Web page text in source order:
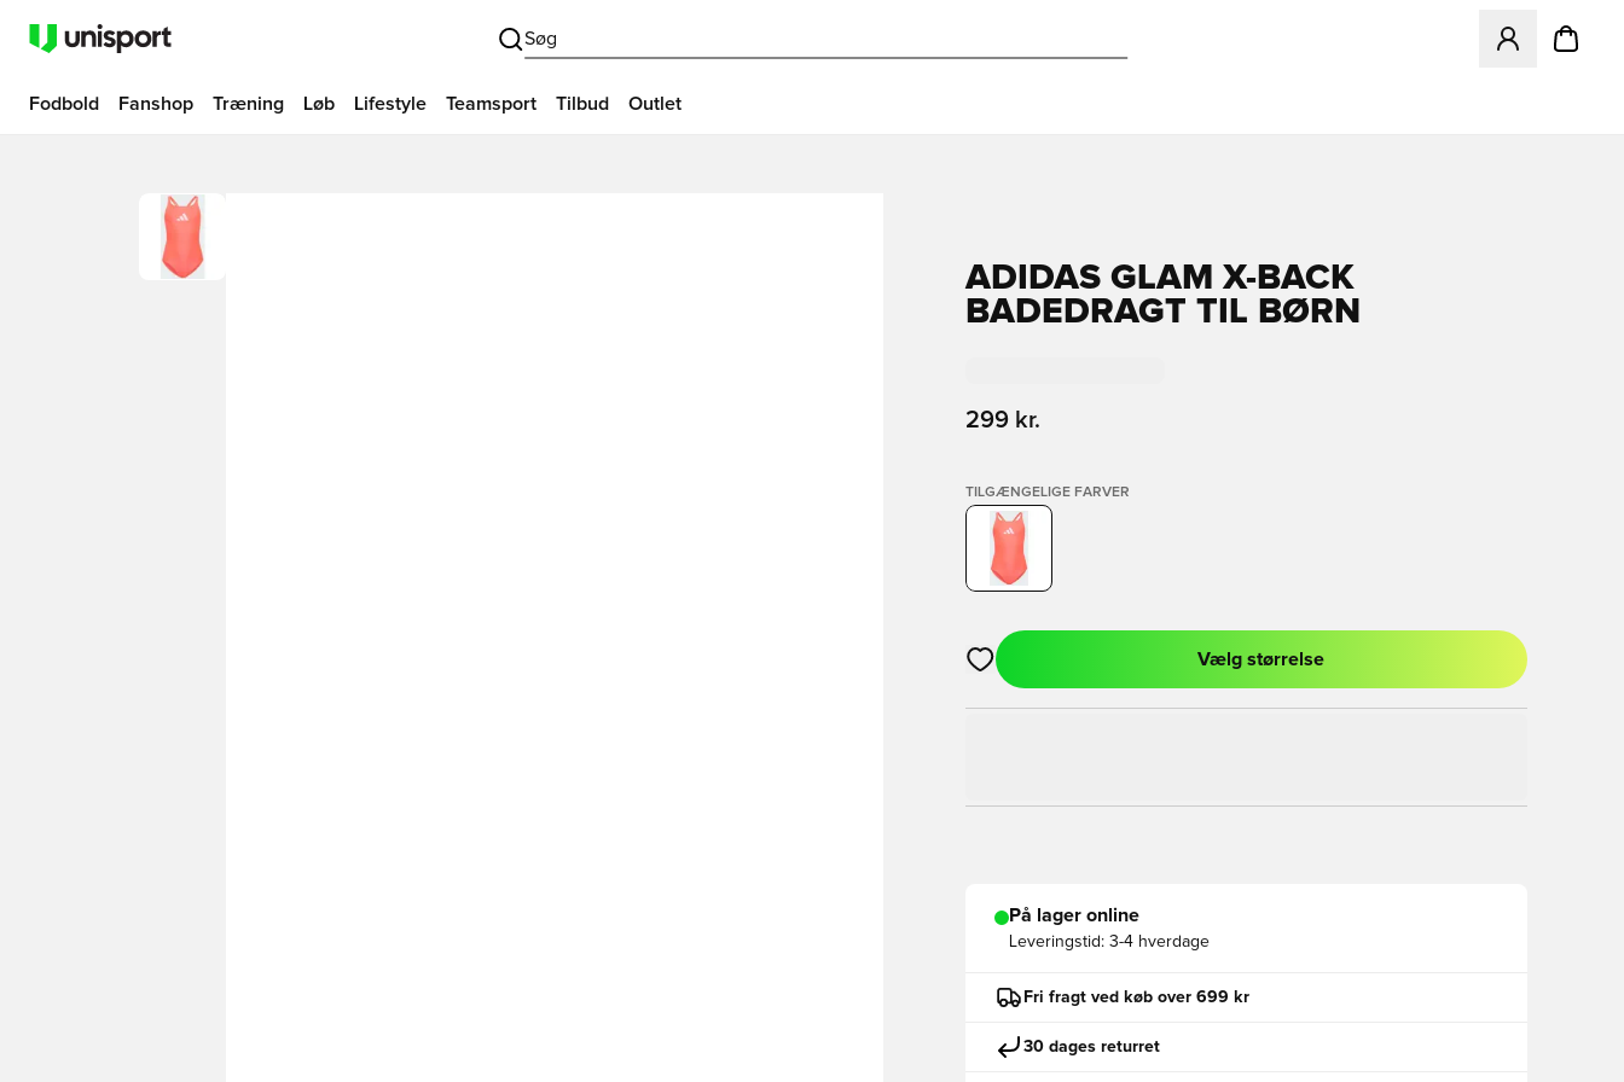
Søg
Åbner en
Fodbold Fanshop Træning Løb Lifestyle Teamsport Tilbud Outlet
ADIDAS GLAM X-BACK
BADEDRAGT TIL BØRN
299 kr.
TILGÆNGELIGE FARVER
Åbner en Modal til at logge ind eller tilmelde dig som medlem
Vælg størrelse
På lager online
Leveringstid: 3-4 hverdage
Fri fragt ved køb over 699 kr
30 dages returret